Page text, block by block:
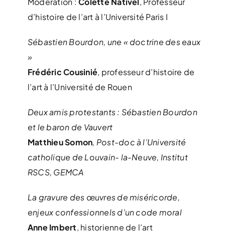
d’histoire de l’art à l’Université Paris I
Sébastien Bourdon, une « doctrine des eaux
»
Frédéric Cousinié, professeur d’histoire de
l’art à l’Université de Rouen
Deux amis protestants : Sébastien Bourdon
et le baron de Vauvert
Matthieu Somon, Post-doc à l’Université
catholique de Louvain- la-Neuve, Institut
RSCS, GEMCA
La gravure des œuvres de miséricorde,
enjeux confessionnels d’un code moral
Anne Imbert, historienne de l’art